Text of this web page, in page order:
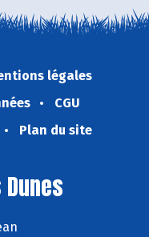
légales
CGU
Plan du site